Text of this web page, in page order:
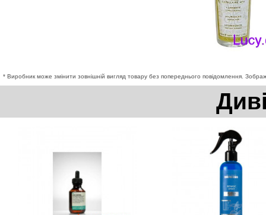
* Виробник може змінити зовнішній вигляд товару без попереднього повідомлення.